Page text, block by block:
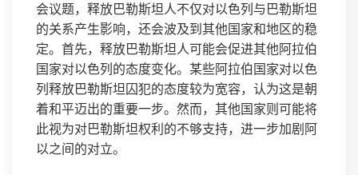
会议题，释放巴勒斯坦人不仅对以色列与巴勒斯坦
的关系产生影响，还会波及到其他国家和地区的稳
定。首先，释放巴勒斯坦人可能会促进其他阿拉伯
国家对以色列的态度变化。某些阿拉伯国家对以色
列释放巴勒斯坦囚犯的态度较为宽容，认为这是朝
着和平迈出的重要一步。然而，其他国家则可能将
此视为对巴勒斯坦权利的不够支持，进一步加剧阿
以之间的对立。